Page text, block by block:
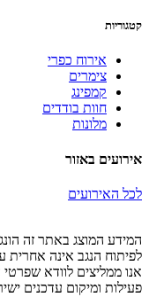
קטגוריות
אירוח כפרי
צימרים
קמפינג
חוות בודדים
מלונות
אירועים באזור
לכל האירועים
המידע המוצג באתר זה
לפיתוח הנגב אינה אחרית
אנו ממליצים לוודא
פעילות ומיקום עדכנים